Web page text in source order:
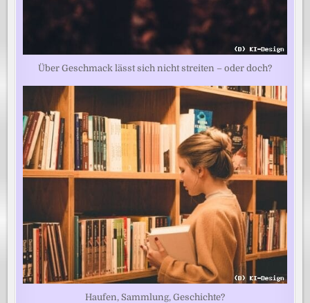
Über Geschmack lässt sich nicht streiten – oder doch?
Haufen, Sammlung, Geschichte?